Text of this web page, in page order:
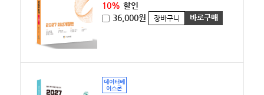
10% 할인
36,000원
장바구니 바로구매
데이터베
이스론